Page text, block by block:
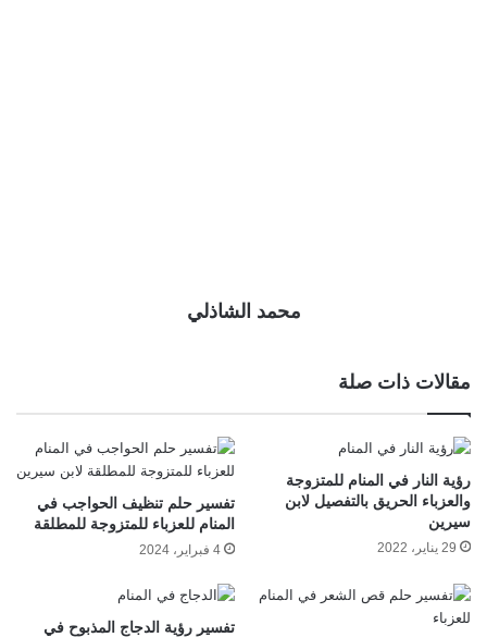
محمد الشاذلي
مقالات ذات صلة
رؤية النار في المنام للمتزوجة
والعزباء الحريق بالتفصيل لابن
سيرين
29 يناير، 2022
تفسير حلم تنظيف الحواجب في
المنام للعزباء للمتزوجة للمطلقة
4 فبراير، 2024
تفسير رؤية الدجاج المذبوح في